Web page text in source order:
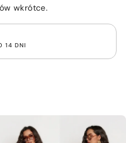
wkrótce.
14 DNI